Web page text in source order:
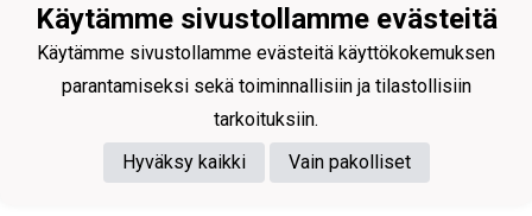
Käytämme sivustollamme evästeitä
Käytämme sivustollamme evästeitä käyttökokemuksen
parantamiseksi sekä toiminnallisiin ja tilastollisiin
tarkoituksiin.
Hyväksy kaikki
Vain pakolliset